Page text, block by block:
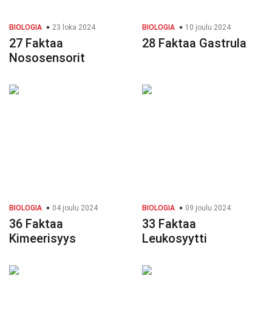
BIOLOGIA 23 loka 2024
27 Faktaa
Nososensorit
BIOLOGIA 10 joulu 2024
28 Faktaa Gastrula
BIOLOGIA 04 joulu 2024
36 Faktaa
Kimeerisyys
BIOLOGIA 09 joulu 2024
33 Faktaa
Leukosyytti